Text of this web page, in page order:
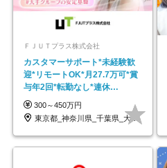
ＦＪＵＴプラス株式会社
カスタマーサポート*未経験歓
迎*リモートOK*月27.7万可*賞
与年2回*転勤なし*連休
OK/ZE010232
300～450万円
東京都_神奈川県_千葉県_大阪府_愛知県…